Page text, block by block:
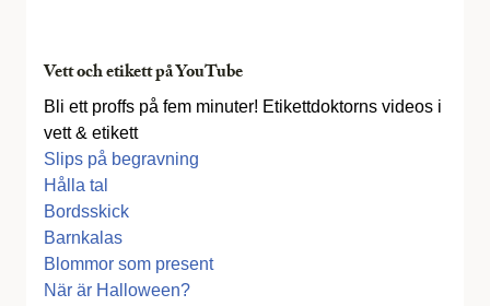
Vett och etikett på YouTube
Bli ett proffs på fem minuter! Etikettdoktorns videos i
vett & etikett
Slips på begravning
Hålla tal
Bordsskick
Barnkalas
Blommor som present
När är Halloween?